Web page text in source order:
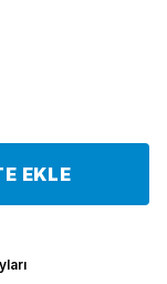
EKLE